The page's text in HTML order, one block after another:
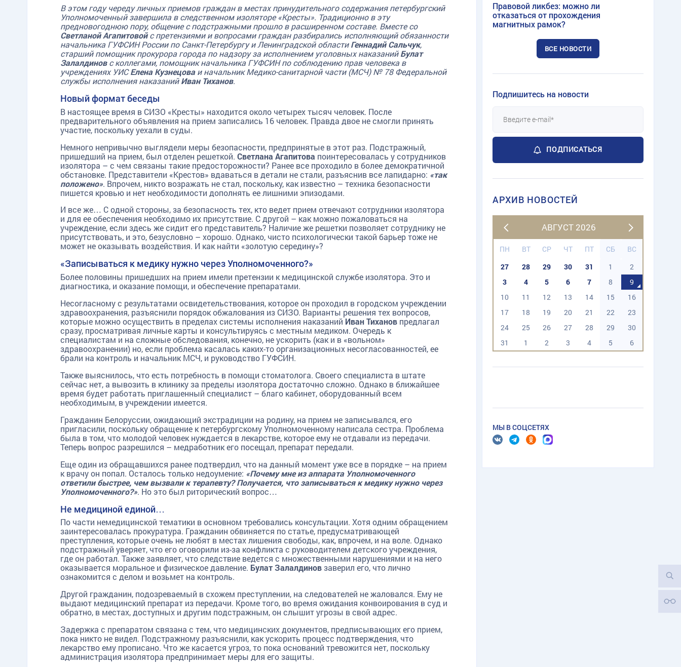
В этом году череду личных приемов граждан в местах принудительного содержания петербургский
Уполномоченный завершила в следственном изоляторе «Кресты». Традиционно в эту
предновогоднюю пору, общение с подстражными прошло в расширенном составе. Вместе со
Светланой Агапитовойс претензиями и вопросами граждан разбирались исполняющий обязанности
начальника ГУФСИН России по Санкт-Петербургу и Ленинградской областиГеннадий Сальчук,
старший помощник прокурора города по надзору за исполнением уголовных наказанийБулат
Залалдиновс коллегами, помощник начальника ГУФСИН по соблюдению прав человека в
учреждениях УИСЕлена Кузнецоваи начальник Медико-санитарной части (МСЧ) № 78 Федеральной
службы исполнения наказанийИван Тиханов.
Новый формат беседы
В настоящее время в СИЗО «Кресты» находится около четырех тысяч человек. После
предварительного объявления на прием записались 16 человек. Правда двое не смогли принять
участие, поскольку уехали в суды.
Немного непривычно выглядели меры безопасности, предпринятые в этот раз. Подстражный,
пришедший на прием, был отделен решеткой. Светлана Агапитова поинтересовалась у сотрудников
изолятора – с чем связаны такие предосторожности? Ранее все проходило в более демократичной
обстановке. Представители «Крестов» вдаваться в детали не стали, разъяснив все лапидарно: «так
положено». Впрочем, никто возражать не стал, поскольку, как известно – техника безопасности
пишется кровью и нет необходимости дополнять ее лишними эпизодами.
И все же… С одной стороны, за безопасность тех, кто ведет прием отвечают сотрудники изолятора
и для ее обеспечения необходимо их присутствие. С другой – как можно пожаловаться на
учреждение, если здесь же сидит его представитель? Наличие же решетки позволяет сотруднику не
присутствовать, и это, безусловно – хорошо. Однако, чисто психологически такой барьер тоже не
может не оказывать воздействия. И как найти «золотую середину»?
«Записываться к медику нужно через Уполномоченного?»
Более половины пришедших на прием имели претензии к медицинской службе изолятора. Это и
диагностика, и оказание помощи, и обеспечение препаратами.
Несогласному с результатами освидетельствования, которое он проходил в городском учреждении
здравоохранения, разъяснили порядок обжалования из СИЗО. Варианты решения тех вопросов,
которые можно осуществить в пределах системы исполнения наказаний Иван Тиханов предлагал
сразу, просматривая личные карты и консультируясь с местным медиком. Очередь к
специалистам и на сложные обследования, конечно, не ускорить (как и в «вольном»
здравоохранении) но, если проблема касалась каких-то организационных несогласованностей, ее
брали на контроль и начальник МСЧ, и руководство ГУФСИН.
Также выяснилось, что есть потребность в помощи стоматолога. Своего специалиста в штате
сейчас нет, а вывозить в клинику за пределы изолятора достаточно сложно. Однако в ближайшее
время будет работать приглашенный специалист – благо кабинет, оборудованный всем
необходимым, в учреждении имеется.
Гражданин Белоруссии, ожидающий экстрадиции на родину, на прием не записывался, его
пригласили, поскольку обращение к петербургскому Уполномоченному написала сестра. Проблема
была в том, что молодой человек нуждается в лекарстве, которое ему не отдавали из передачи.
Теперь вопрос разрешился – медработник его посещал, препарат передали.
Еще один из обращавшихся ранее подтвердил, что на данный момент уже все в порядке – на прием
к врачу он попал. Осталось только недоумение: «Почему мне из аппарата Уполномоченного
ответили быстрее, чем вызвали к терапевту? Получается, что записываться к медику нужно через
Уполномоченного?». Но это был риторический вопрос…
Не медициной единой…
По части немедицинской тематики в основном требовались консультации. Хотя одним обращением
заинтересовалась прокуратура. Гражданин обвиняется по статье, предусматривающей
преступления, которые очень не любят в местах лишения свободы, как, впрочем, и на воле. Однако
подстражный уверяет, что его оговорили из-за конфликта с руководителем детского учреждения,
где он работал. Также заявляет, что следствие ведется с множественными нарушениями и на него
оказывается моральное и физическое давление. Булат Залалдиновзаверил его, что лично
ознакомится с делом и возьмет на контроль.
Другой гражданин, подозреваемый в схожем преступлении, на следователей не жаловался. Ему не
выдают медицинский препарат из передачи. Кроме того, во время ожидания конвоирования в суд и
обратно, в местах, доступных и другим подстражным, он слышит угрозы в свой адрес.
Задержка с препаратом связана с тем, что медицинских документов, предписывающих его прием,
пока никто не видел. Подстражному разъяснили, как ускорить процесс подтверждения, что
лекарство ему прописано. Что же касается угроз, то пока оснований тревожится нет, поскольку
администрация изолятора предпринимает меры для его защиты.
Правовой ликбез: можно ли
отказаться от прохождения
магнитных рамок?
ВСЕ НОВОСТИ
Подпишитесь на новости
ПОДПИСАТЬСЯ
АРХИВ НОВОСТЕЙ
АВГУСТ 2026
ПН ВТ СР ЧТ ПТ СБ
ВС
27
28 29 30 31 1
2
3
4 5 6 7 8
9
10
11 12 13 14 15
16
17
18 19 20 21 22
23
24
25 26 27 28 29
30
31
1 2 3 4 5 6
МЫ В СОЦСЕТЯХ